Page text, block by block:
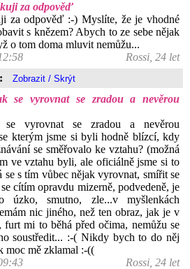
za odpověď
za odpověď :-) Myslíte, že je vhodné
s knězem? Abych to ze sebe nějak
o tom doma mluvit nemůžu...
Rossi, 24 let
se vyrovnat se zradou a nevěrou
vyrovnat se zradou a nevěrou
kterým jsme si byli hodně blízcí, kdy
se směřovalo ke vztahu? (možná
ve vztahu byli, ale oficiálně jsme si to
se s tím vůbec nějak vyrovnat, smířit se
cítím opravdu mizerně, podvedeně, je
smutno, zle...v myšlenkách
nic jiného, než ten obraz, jak je v
furt mi to běhá před očima, nemůžu se
soustředit... :-( Nikdy bych to do něj
moc mě zklamal :-((
Rossi, 24 let